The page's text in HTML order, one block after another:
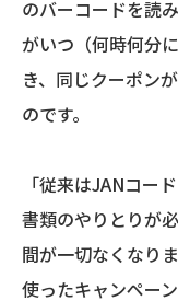
のバーコードを読
がいつ（何時何分
き、同じクーポン
のです。
「従来はJANコー
書類のやりとりが
間が一切なくなり
使ったキャンペー